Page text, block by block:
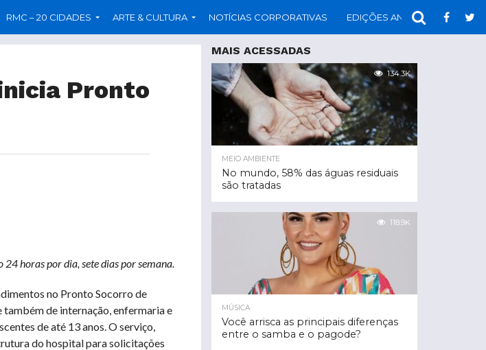
RMC – 20 CIDADES ARTE & CULTURA NOTÍCIAS CORPORATIVAS EDIÇÕES ANTERIORES
Pronto
24 horas por dia, sete dias por semana.
no Pronto Socorro de
de internação, enfermaria e
de até 13 anos. O serviço,
do hospital para solicitações
MAIS ACESSADAS
134.3K
MEIO AMBIENTE
No mundo, 58% das águas residuais
são tratadas
118.9K
MÚSICA
Você arrisca as principais diferenças
entre o samba e o pagode?